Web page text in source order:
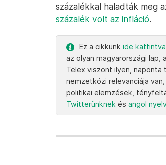
százalékkal haladták meg
százalék volt az infláció.
Ez a cikkünk ide kattintva
az olyan magyarországi lap,
Telex viszont ilyen, naponta
nemzetközi relevanciája
politikai elemzések,
Twitterünknek és angol